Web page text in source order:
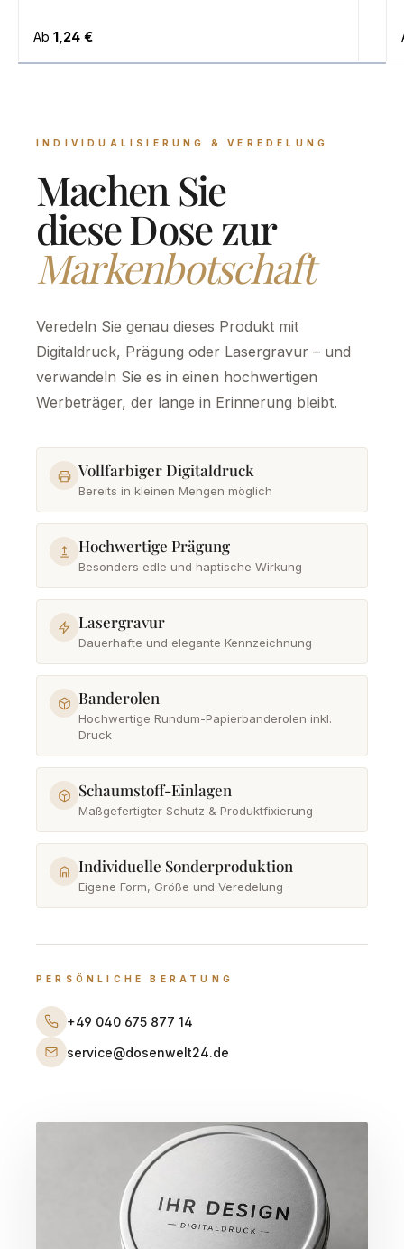
Regulärer Preis:
Ab 1,24 €
INDIVIDUALISIERUNG & VEREDELUNG
Machen Sie
diese Dose zur
Markenbotschaft
Veredeln Sie genau dieses Produkt mit
Digitaldruck, Prägung oder Lasergravur – und
verwandeln Sie es in einen hochwertigen
Werbeträger, der lange in Erinnerung bleibt.
Vollfarbiger Digitaldruck
Bereits in kleinen Mengen möglich
Hochwertige Prägung
Besonders edle und haptische Wirkung
Lasergravur
Dauerhafte und elegante Kennzeichnung
Banderolen
Hochwertige Rundum-Papierbanderolen inkl.
Druck
Schaumstoff-Einlagen
Maßgefertigter Schutz & Produktfixierung
Individuelle Sonderproduktion
Eigene Form, Größe und Veredelung
PERSÖNLICHE BERATUNG
+49 040 675 877 14
service@dosenwelt24.de